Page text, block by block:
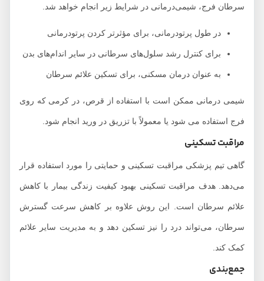
سرطان فرج، شیمی‌درمانی در شرایط زیر انجام خواهد شد.
در طول پرتودرمانی، برای مؤثرتر کردن پرتودرمانی
برای کنترل رشد سلول‌های سرطانی در سایر اندام‌های بدن
به عنوان درمان مسکنی، برای تسکین علائم سرطان
شیمی درمانی ممکن است با استفاده از قرص، در کرمی که روی
فرج استفاده می شود یا معمولاً با تزریق در ورید انجام شود.
مراقبت تسکینی
گاهی تیم پزشکی مراقبت تسکینی و حمایتی را مورد استفاده قرار
می‌دهد. هدف مراقبت تسکینی بهبود کیفیت زندگی بیمار با کاهش
علائم سرطان است. این روش علاوه بر کاهش سرعت گسترش
سرطان، می‌تواند درد را نیز تسکین دهد و به مدیریت سایر علائم
کمک کند.
جمع‌بندی